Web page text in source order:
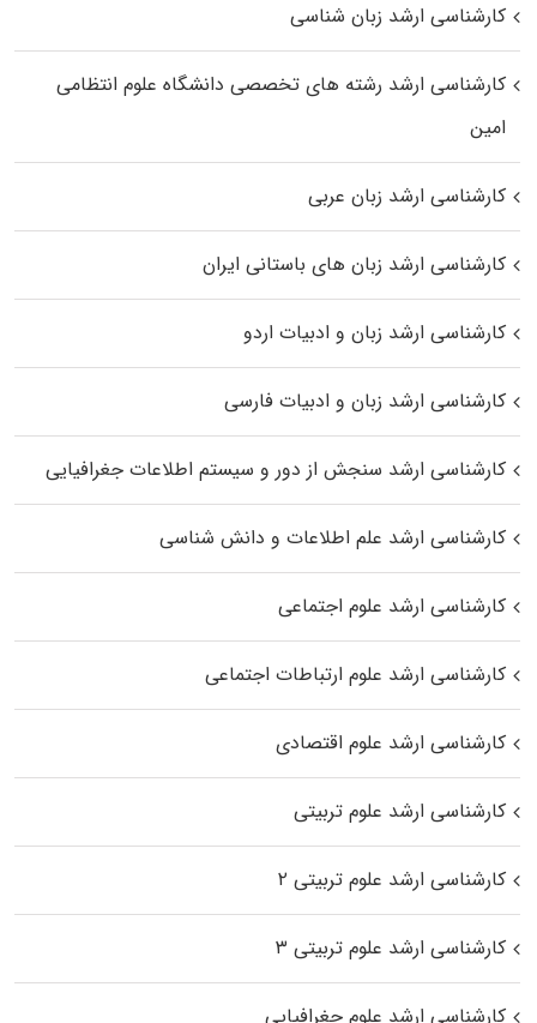
کارشناسی ارشد زبان شناسی
کارشناسی ارشد رﺷﺘﻪ ﻫﺎی تخصصی داﻧﺸﮕﺎه ﻋﻠﻮم انتظامی
اﻣﻴﻦ
کارشناسی ارشد زبان عربی
کارشناسی ارشد زبان‌ های باستانی ایران
کارشناسی ارشد زبان و ادبیات اردو
کارشناسی ارشد زبان و ادبیات فارسی
کارشناسی ارشد سنجش از دور و سیستم اطلاعات جغرافیایی
کارشناسی ارشد علم اطلاعات و دانش شناسی
کارشناسی ارشد علوم اجتماعی
کارشناسی ارشد علوم ارتباطات اجتماعی
کارشناسی ارشد علوم اقتصادی
کارشناسی ارشد علوم تربیتی
کارشناسی ارشد علوم تربیتی ۲
کارشناسی ارشد علوم تربیتی ۳
کارشناسی ارشد علوم جغرافیایی